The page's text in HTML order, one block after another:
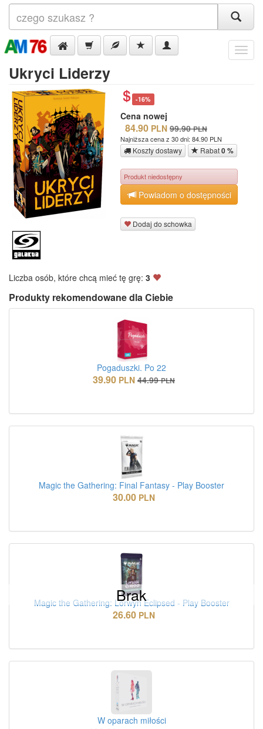
Menu
Ukryci Liderzy
-16%
Cena nowej
84.90 PLN 99.90 PLN
Najniższa cena z 30 dni: 84.90 PLN
Koszty dostawy Rabat0 %
Produkt niedostępny
Powiadom o dostępności
Dodaj do schowka
Liczba osób, które chcą mieć tę grę: 3
Produkty rekomendowane dla Ciebie
Pogaduszki. Po 22
39.90 PLN 44.99 PLN
Magic the Gathering: Final Fantasy - Play Booster
30.00 PLN
Brak
Magic the Gathering: Lorwyn Eclipsed - Play Booster
26.60 PLN
W oparach miłości